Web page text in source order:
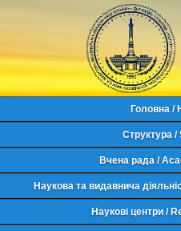
Головна /
Структура
Вчена рада /
Наукова та видавнича
Наукові центри /